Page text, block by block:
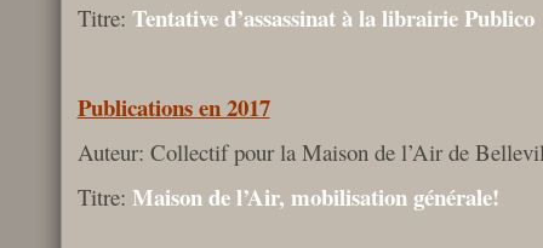
Titre: Tentative d’assassinat à la librairie Publico
Publications en 2017
Auteur: Collectif pour la Maison de l’Air de
Titre: Maison de l’Air, mobilisation générale!